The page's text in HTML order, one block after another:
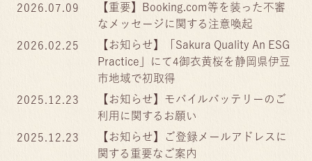
2026.07.09
【重要】Booking.com等を装った不審
なメッセージに関する注意喚起
2026.02.25
【お知らせ】「Sakura Quality An ESG
Practice」にて4御衣黄桜を静岡県伊豆
市地域で初取得
2025.12.23
【お知らせ】モバイルバッテリーのご
利用に関するお願い
2025.12.23
【お知らせ】ご登録メールアドレスに
関する重要なご案内